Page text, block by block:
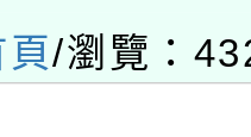
講師名單
頁/瀏覽：